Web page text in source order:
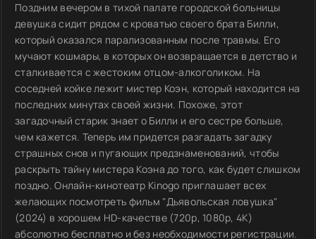
Поздним вечером в тихой палате городской больницы
девушка сидит рядом с кроватью своего брата Билли,
который оказался парализованным после травмы. Его
мучают кошмары, в которых он возвращается в детство и
сталкивается с жестоким отцом-алкоголиком. На
соседней койке лежит мистер Коэн, который находится на
последних минутах своей жизни. Похоже, этот
загадочный старик знает о Билли и его сестре больше,
чем кажется. Теперь им придется разгадать загадку
страшных снов и пугающих предзнаменований, чтобы
раскрыть тайну мистера Коэна до того, как будет слишком
поздно. Онлайн-кинотеатр Kinogo приглашает всех
желающих посмотреть фильм "Дьявольская ловушка"
(2024) в хорошем HD-качестве (720p, 1080p, 4K)
абсолютно бесплатно и без необходимости регистрации.